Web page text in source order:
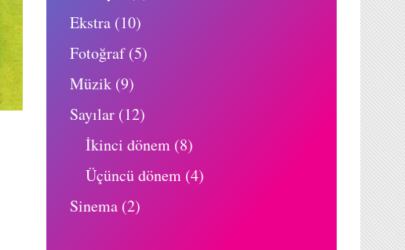
Ekstra (10)
Fotoğraf(5)
Müzik (9)
Sayılar (12)
İkinci dönem (8)
Üçüncü dönem (4)
Sinema (2)